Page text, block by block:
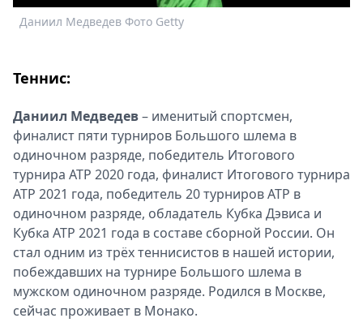
Скачай
Даниил Медведев Фото Getty
Теннис:
Даниил Медведев– именитый спортсмен,
финалист пяти турниров Большого шлема в
одиночном разряде, победитель Итогового
турнира ATP 2020 года, финалист Итогового турнира
ATP 2021 года, победитель 20 турниров ATP в
одиночном разряде, обладатель Кубка Дэвиса и
Кубка ATP 2021 года в составе сборной России. Он
стал одним из трёх теннисистов в нашей истории,
побеждавших на турнире Большого шлема в
мужском одиночном разряде. Родился в Москве,
сейчас проживает в Монако.